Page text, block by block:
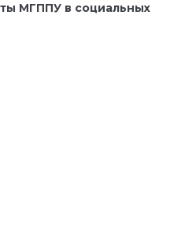
МГППУ в социальных